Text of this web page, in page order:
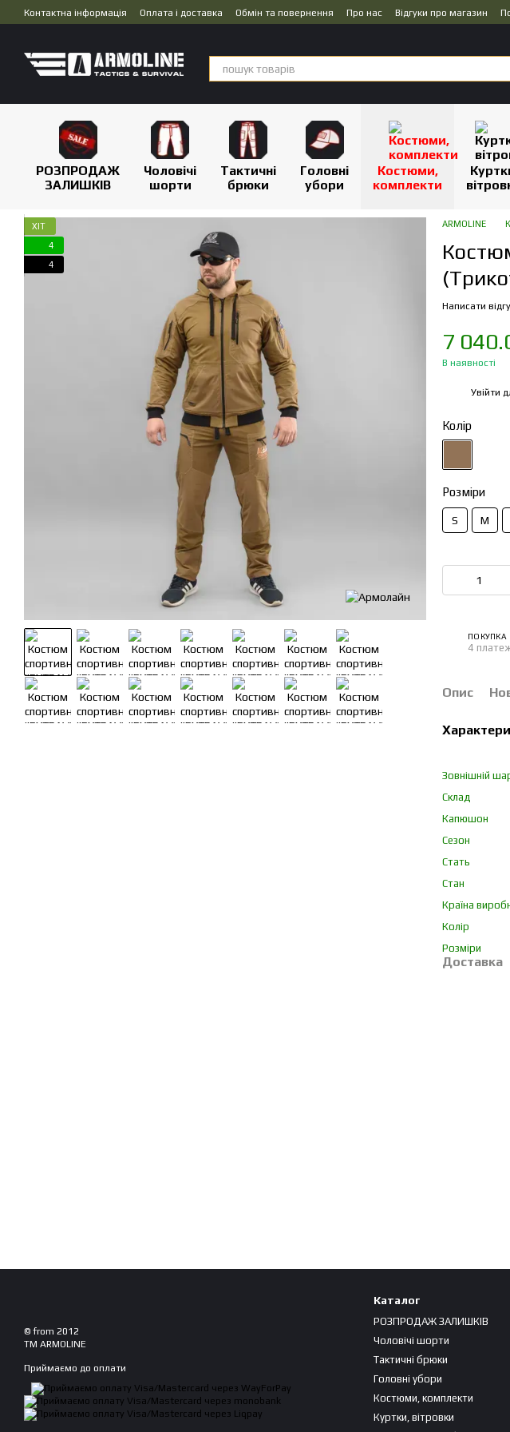
Перейти до основного контенту
Контактна інформація Оплата і доставка Обмін та повернення Про нас Відгуки про магазин
РОЗПРОДАЖ
ЗАЛИШКІВ
Чоловічі
шорти
Тактичні
брюки
Головні
убори
Костюми,
комплекти
ХІТ
4
4
ARMOLINE
Написати
7
В наявності
Увійти
Колір
Розміри
S M
4
Опис
Зовнішній
Склад
Капюшон
Сезон
Стать
Стан
Країна
Колір
Розміри
Доставка
© from 2012
TM ARMOLINE
Приймаємо до оплати
Каталог
РОЗПРОДАЖ ЗАЛИШКІВ
Чоловічі шорти
Тактичні брюки
Головні убори
Костюми, комплекти
Куртки, вітровки